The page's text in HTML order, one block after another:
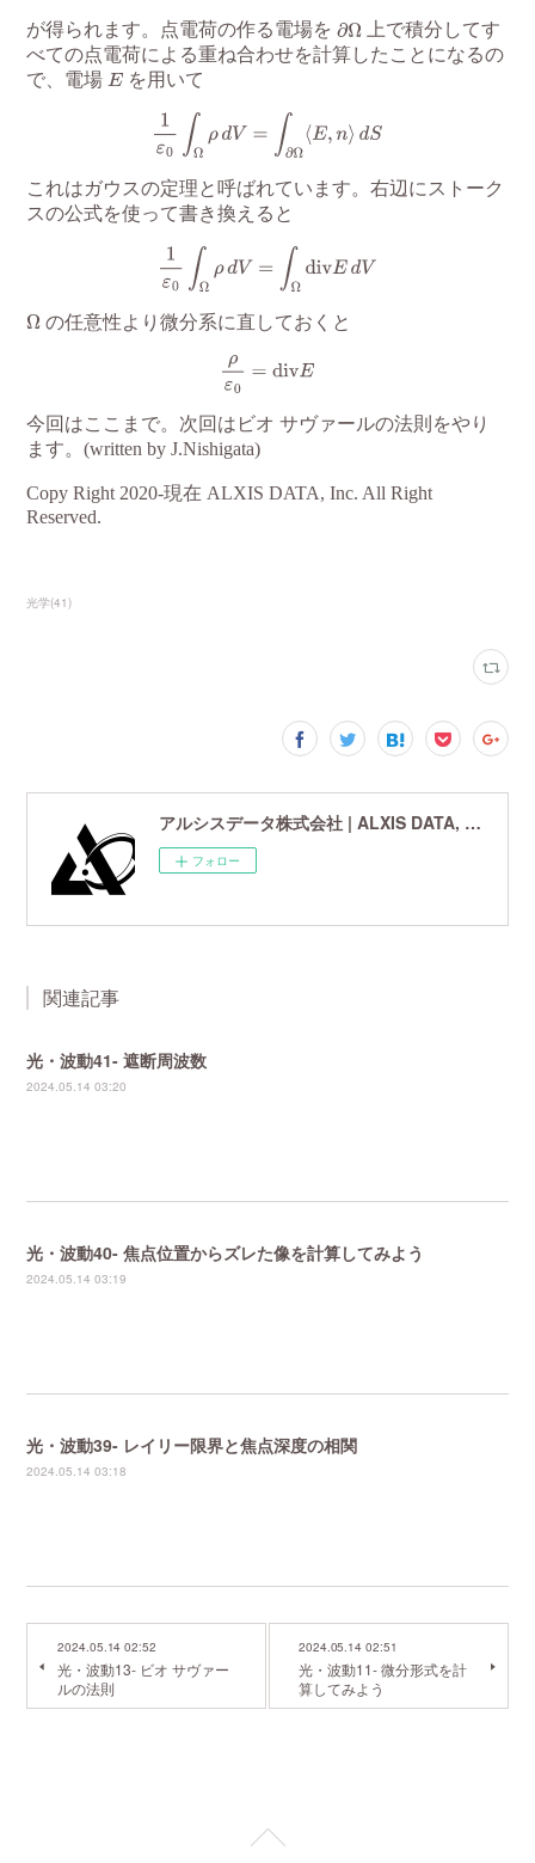
光学(41)
アルシスデータ株式会社 | ALXIS DATA, Inc. | 世界最先端の画像鮮鋭化技術研究開発企業
フォロー
関連記事
光・波動41- 遮断周波数
2024.05.14 03:20
光・波動40- 焦点位置からズレた像を計算してみよう
2024.05.14 03:19
光・波動39- レイリー限界と焦点深度の相関
2024.05.14 03:18
2024.05.14 02:52
光・波動13- ビオ サヴァー
ルの法則
2024.05.14 02:51
光・波動11- 微分形式を計
算してみよう